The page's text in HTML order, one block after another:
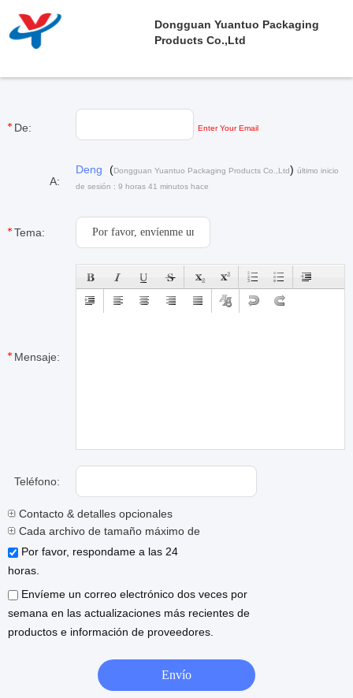
Dongguan Yuantuo Packaging
Products Co.,Ltd
De: Enter Your Email
A:
Deng (Dongguan Yuantuo Packaging Products Co.,Ltd) último inicio
de sesión : 9 horas 41 minutos hace
Tema:
Mensaje:
Teléfono:
Contacto & detalles opcionales
Cada archivo de tamaño máximo de 10M.
Por favor, respondame a las 24
horas.
Envíeme un correo electrónico dos veces por
semana en las actualizaciones más recientes de
productos e información de proveedores.